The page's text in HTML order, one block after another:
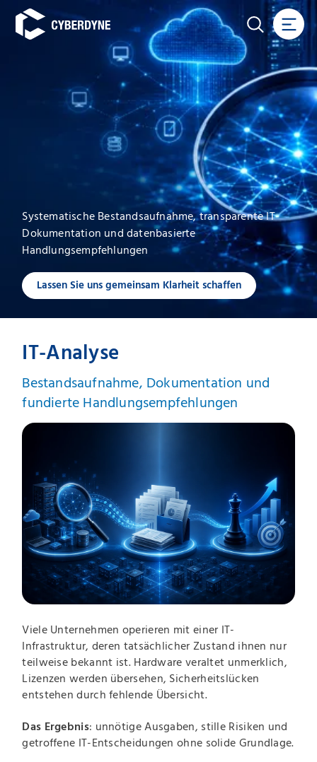
Systematische Bestandsaufnahme, transparente IT-
Dokumentation und datenbasierte
Handlungsempfehlungen
Lassen Sie uns gemeinsam Klarheit schaffen
IT-Analyse
Bestandsaufnahme, Dokumentation und
fundierte Handlungsempfehlungen
Viele Unternehmen operieren mit einer IT-
Infrastruktur, deren tatsächlicher Zustand ihnen nur
teilweise bekannt ist. Hardware veraltet unmerklich,
Lizenzen werden übersehen, Sicherheitslücken
entstehen durch fehlende Übersicht.
Das Ergebnis: unnötige Ausgaben, stille Risiken und
getroffene IT-Entscheidungen ohne solide Grundlage.